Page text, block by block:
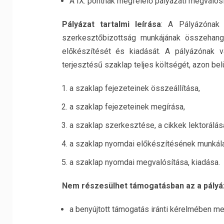
Pályázat tartalmi leírása: A Pályázónak
szerkesztőbizottság munkájának
előkészítését és kiadását. A pályázónak
terjesztésű szaklap teljes költségét, azon
a szaklap fejezeteinek összeállítása,
a szaklap fejezeteinek megírása,
a szaklap szerkesztése, a cikkek
a szaklap nyomdai előkészítésének
a szaklap nyomdai megvalósítása, kiadása.
Nem részesülhet támogatásban az a
a benyújtott támogatás iránti kérelmében